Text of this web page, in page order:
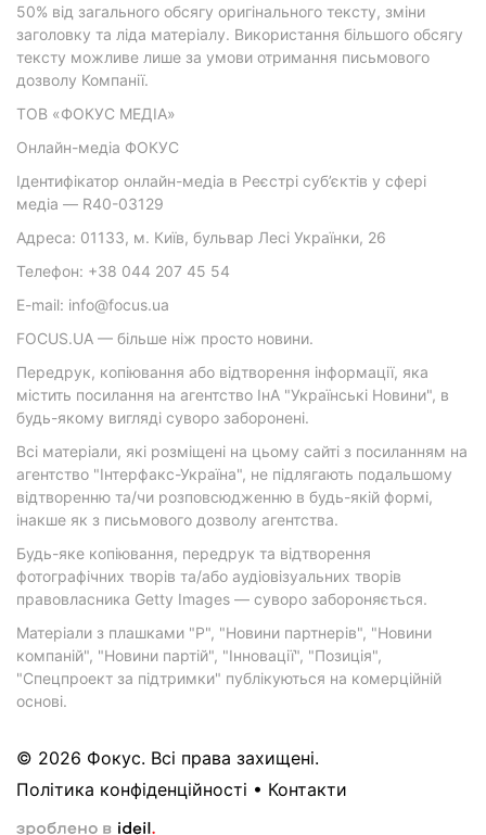
50% від загального обсягу оригінального тексту, зміни
заголовку та ліда матеріалу. Використання більшого обсягу
тексту можливе лише за умови отримання письмового
дозволу Компанії.
ТОВ «ФОКУС МЕДІА»
Онлайн-медіа ФОКУС
Ідентифікатор онлайн-медіа в Реєстрі суб’єктів у сфері
медіа — R40-03129
Адреса: 01133, м. Київ, бульвар Лесі Українки, 26
Телефон: +38 044 207 45 54
E-mail: info@focus.ua
FOCUS.UA — більше ніж просто новини.
Передрук, копіювання або відтворення інформації, яка
містить посилання на агентство ІнА "Українські Новини", в
будь-якому вигляді суворо заборонені.
Всі матеріали, які розміщені на цьому сайті з посиланням на
агентство "Інтерфакс-Україна", не підлягають подальшому
відтворенню та/чи розповсюдженню в будь-якій формі,
інакше як з письмового дозволу агентства.
Будь-яке копіювання, передрук та відтворення
фотографічних творів та/або аудіовізуальних творів
правовласника Getty Images — суворо забороняється.
Матеріали з плашками "Р", "Новини партнерів", "Новини
компаній", "Новини партій", "Інновації", "Позиція",
"Спецпроект за підтримки" публікуються на комерційній
основі.
© 2026 Фокус. Всі права захищені.
Політика конфіденційності • Контакти